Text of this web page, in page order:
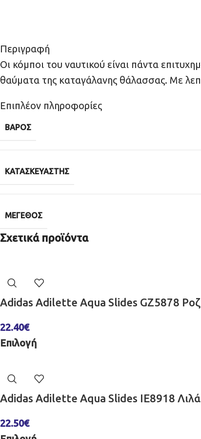
Περιγραφή
Οι κόμποι του ναυτικού είναι πάντα
θαύματα της καταγάλανης θάλασσας. Με
Επιπλέον πληροφορίες
ΒΆΡΟΣ
ΚΑΤΑΣΚΕΥΑΣΤΉΣ
ΜΈΓΕΘΟΣ
Σχετικά προϊόντα
Adidas Adilette Aqua Slides GZ5878 Ροζ
22.40€
Επιλογή
Adidas Adilette Aqua Slides IE8918 Λιλά
22.50€